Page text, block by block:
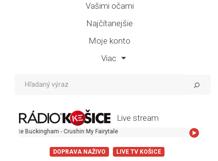
Vašimi očami
Najčítanejšie
Moje konto
Viac
Live stream
- Crushin My Fairytale
DOPRAVA NAŽIVO LIVE TV KOŠICE